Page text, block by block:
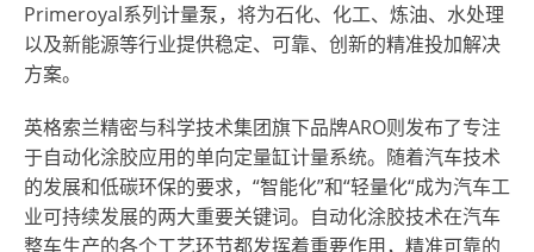
Primeroyal系列计量泵，将为石化、化工、炼油、水处理
以及新能源等行业提供稳定、可靠、创新的精准投加解决
方案。
英格索兰精密与科学技术集团旗下品牌ARO则发布了专注
于自动化涂胶应用的单向定量缸计量系统。随着汽车技术
的发展和低碳环保的要求，“智能化”和“轻量化“成为汽车工
业可持续发展的两大重要关键词。自动化涂胶技术在汽车
整车生产的各个工艺环节都发挥着重要作用，精准可靠的